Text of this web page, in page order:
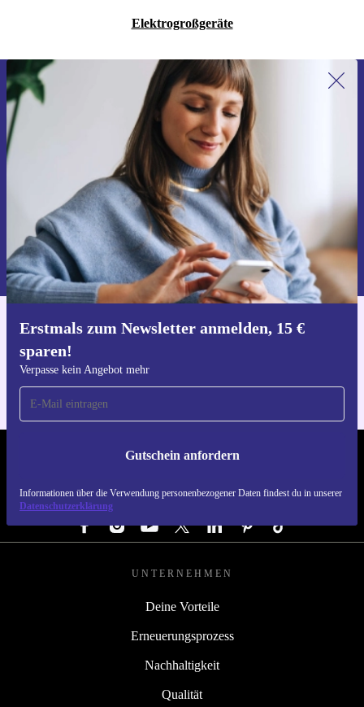
Elektrogroßgeräte
Erstmals zum Newsletter anmelden, 15 €
sparen!
Verpasse kein Angebot mehr
Gutschein anfordern
Informationen über die Verwendung personenbezogener Daten findest du in unserer
Datenschutzerklärung
Erstmals zum Newsletter anmelden,
15 € sparen!
Verpasse kein Angebot mehr.
Gutschein anfordern
Informationen über die Verwendung personenbezogener Daten findest
du in unserer
Datenschutzerklärung.
Hol dir die refurbed-App
REFURBED ÖSTERREICH - RETHINK NEW.
FOLGE UNS
UNTERNEHMEN
Deine Vorteile
Erneuerungsprozess
Nachhaltigkeit
Qualität